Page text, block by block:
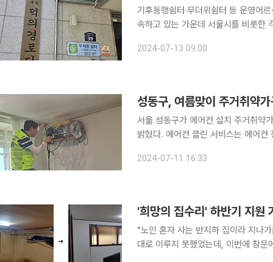
기후동행쉼터·무더위쉼터 등 운영어르신·치매 가족
속하고 있는 가운데 서울시를 비롯한
2024-07-13 09:00
성동구, 여름맞이 주거취약가
서울 성동구가 에어컨 설치 주거취약
밝혔다. 에어컨 클린 서비스는 에어컨 청소·세척에 어려움을 겪는 독거 어르신, 장애인 등 주거취약
기동대’ 사업과 연계해 추진된다. 최
2024-07-11 16:33
'희망의 집수리' 하반기 지
"노인 혼자 사는 반지하 집이라 지나
대로 이루지 못했었는데, 이번에 창